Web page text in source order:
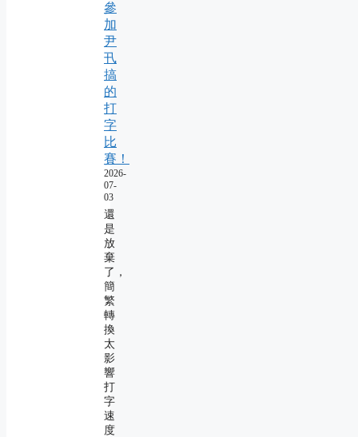
參
加
尹
卂
搞
的
打
字
比
賽！
2026-
07-
03
還
是
放
棄
了，
簡
繁
轉
換
太
影
響
打
字
速
度